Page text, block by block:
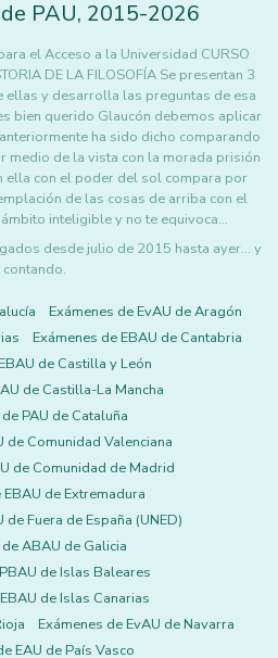
PAU, 2015-2026
el Acceso a la Universidad CURSO
DE LA FILOSOFÍA Se presentan 3
ellas y desarrolla las preguntas de esa
bien querido Glaucón debemos aplicar
ha sido dicho comparando
medio de la vista con la morada prisión
ella con el poder del sol compara por
de las cosas de arriba con el
inteligible y no te equivoca…
desde julio de 2015 hasta ayer... y
contando.
Exámenes de EvAU de Aragón
Exámenes de EBAU de Cantabria
de Castilla y León
de Castilla-La Mancha
PAU de Cataluña
de Comunidad Valenciana
de Comunidad de Madrid
EBAU de Extremadura
de Fuera de España (UNED)
ABAU de Galicia
de Islas Baleares
de Islas Canarias
Exámenes de EvAU de Navarra
EAU de País Vasco